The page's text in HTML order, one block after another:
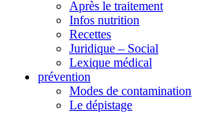
Après le traitement
Infos nutrition
Recettes
Juridique – Social
Lexique médical
prévention
Modes de contamination
Le dépistage